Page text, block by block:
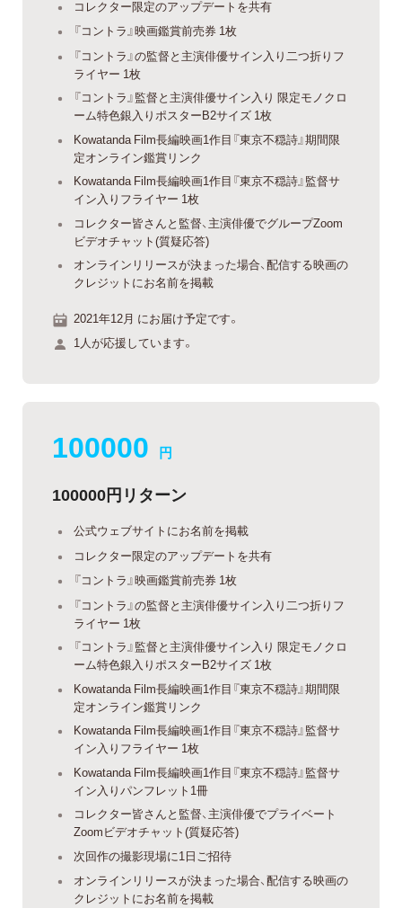
コレクター限定のアップデートを共有
『コントラ』映画鑑賞前売券 1枚
『コントラ』の監督と主演俳優サイン入り二つ折りフ
ライヤー 1枚
『コントラ』監督と主演俳優サイン入り 限定モノクロ
ーム特色銀入りポスターB2サイズ 1枚
Kowatanda Film長編映画1作目『東京不穏詩』期間限
定オンライン鑑賞リンク
Kowatanda Film長編映画1作目『東京不穏詩』監督サ
イン入りフライヤー 1枚
コレクター皆さんと監督、主演俳優でグループZoom
ビデオチャット(質疑応答)
オンラインリリースが決まった場合、配信する映画の
クレジットにお名前を掲載
2021年12月 にお届け予定です。
1人が応援しています。
100000 円
100000円リターン
公式ウェブサイトにお名前を掲載
コレクター限定のアップデートを共有
『コントラ』映画鑑賞前売券 1枚
『コントラ』の監督と主演俳優サイン入り二つ折りフ
ライヤー 1枚
『コントラ』監督と主演俳優サイン入り 限定モノクロ
ーム特色銀入りポスターB2サイズ 1枚
Kowatanda Film長編映画1作目『東京不穏詩』期間限
定オンライン鑑賞リンク
Kowatanda Film長編映画1作目『東京不穏詩』監督サ
イン入りフライヤー 1枚
Kowatanda Film長編映画1作目『東京不穏詩』監督サ
イン入りパンフレット1冊
コレクター皆さんと監督、主演俳優でプライベート
Zoomビデオチャット(質疑応答)
次回作の撮影現場に1日ご招待
オンラインリリースが決まった場合、配信する映画の
クレジットにお名前を掲載